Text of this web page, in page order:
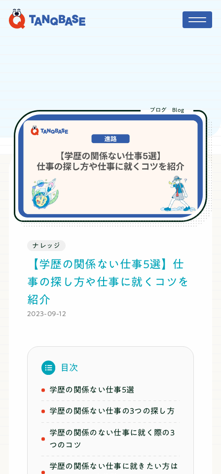
社会人コーチ
利用者の声
ニュース
料金
推薦・総合対策コース
ブログ Blog
ナレッジ
【学歴の関係ない仕事5選】仕
事の探し方や仕事に就くコツを
紹介
2023-09-12
目次
学歴の関係ない仕事5選
学歴の関係ない仕事の3つの探し方
学歴の関係のない仕事に就く際の3
つのコツ
学歴の関係ない仕事に就きたい方は